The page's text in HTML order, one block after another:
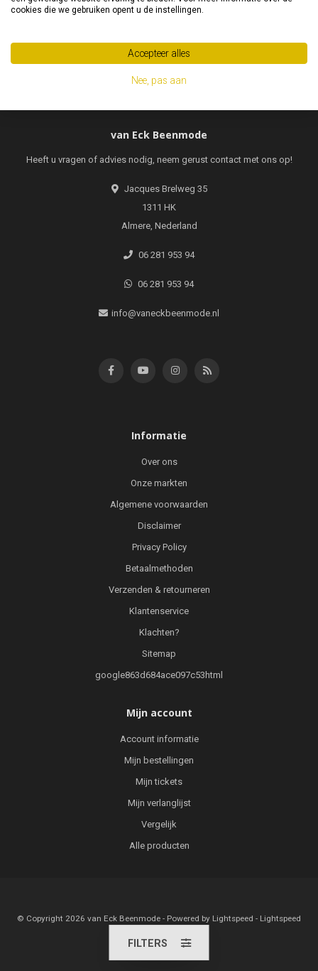
Blijf op de hoogte van onze laatste acties
van Eck Beenmode
Heeft u vragen of advies nodig, neem gerust contact met ons op!
Jacques Brelweg 35
1311 HK
Almere, Nederland
06 281 953 94
06 281 953 94
info@vaneckbeenmode.nl
Informatie
Over ons
Onze markten
Algemene voorwaarden
Disclaimer
Privacy Policy
Betaalmethoden
Verzenden & retourneren
Klantenservice
Klachten?
Sitemap
google863d684ace097c53html
Mijn account
Account informatie
Mijn bestellingen
Mijn tickets
Mijn verlanglijst
Vergelijk
Alle producten
© Copyright 2026 van Eck Beenmode - Powered by Lightspeed - Lightspeed
Dyvelopment
FILTERS
cookies die we gebruiken opent u de instellingen.
Accepteer alles
Nee, pas aan